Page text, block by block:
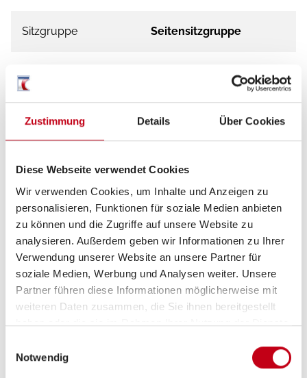
Zustimmung Details Über Cookies
Diese Webseite verwendet Cookies
Wir verwenden Cookies, um Inhalte und Anzeigen zu
personalisieren, Funktionen für soziale Medien anbieten
zu können und die Zugriffe auf unsere Website zu
analysieren. Außerdem geben wir Informationen zu Ihrer
Verwendung unserer Website an unsere Partner für
soziale Medien, Werbung und Analysen weiter. Unsere
Partner führen diese Informationen möglicherweise mit
weiteren Daten zusammen, die Sie ihnen bereitgestellt
haben oder die sie im Rahmen Ihrer Nutzung der Dienste
Notwendig
Sitzgruppe Seitensitzgruppe
Infrastruktur
Betten
Doppel-/franz. Bett,
Tag